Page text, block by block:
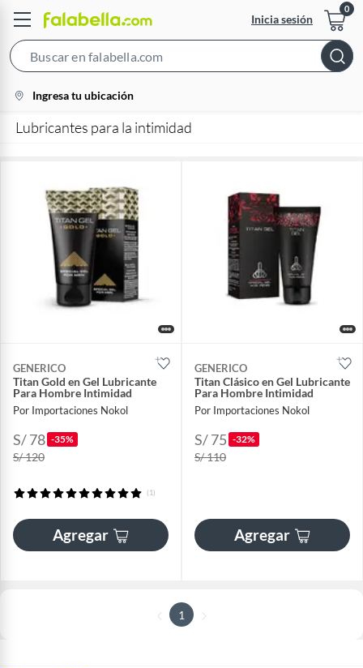
Inicia sesión
Bar
location-
icon
Ingresa tu ubicación
Lubricantes para la intimidad
GENERICO
Titan Gold en Gel Lubricante
Para Hombre Intimidad
Por Importaciones Nokol
S/ 78 -35%
S/ 120
(1)
Agregar
GENERICO
Titan Clásico en Gel Lubricante
Para Hombre Intimidad
Por Importaciones Nokol
S/ 75 -32%
S/ 110
Agregar
1